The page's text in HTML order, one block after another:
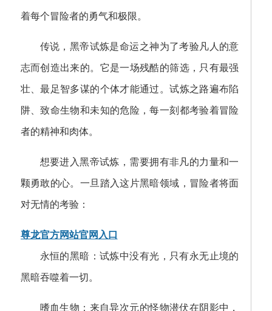
着每个冒险者的勇气和极限。
传说，黑帝试炼是命运之神为了考验凡人的意
志而创造出来的。它是一场残酷的筛选，只有最强
壮、最足智多谋的个体才能通过。试炼之路遍布陷
阱、致命生物和未知的危险，每一刻都考验着冒险
者的精神和肉体。
想要进入黑帝试炼，需要拥有非凡的力量和一
颗勇敢的心。一旦踏入这片黑暗领域，冒险者将面
对无情的考验：
尊龙官方网站官网入口
永恒的黑暗：试炼中没有光，只有永无止境的
黑暗吞噬着一切。
嗜血生物：来自异次元的怪物潜伏在阴影中，